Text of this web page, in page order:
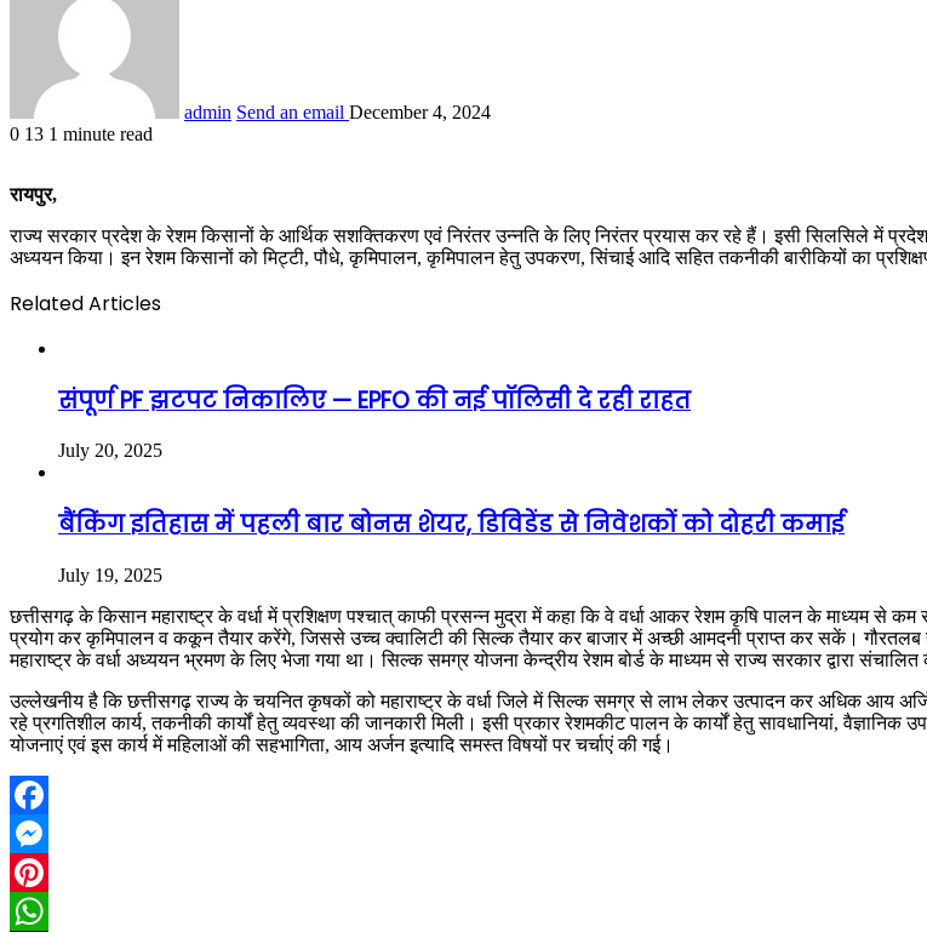
admin Send an email December 4, 2024
0 13 1 minute read
रायपुर,
राज्य सरकार प्रदेश के रेशम किसानों के आर्थिक सशक्तिकरण एवं निरंतर उन्नति के लिए निरंतर प्रयास कर रहे हैं। इसी सिलसिले में
अध्ययन किया। इन रेशम किसानों को मिट्टी, पौधे, कृमिपालन, कृमिपालन हेतु उपकरण, सिंचाई आदि सहित तकनीकी बारीकियों का
Related Articles
संपूर्ण PF झटपट निकालिए — EPFO की नई पॉलिसी दे रही राहत
July 20, 2025
बैंकिंग इतिहास में पहली बार बोनस शेयर, डिविडेंड से निवेशकों को दोहरी कमाई
July 19, 2025
छत्तीसगढ़ के किसान महाराष्ट्र के वर्धा में प्रशिक्षण पश्चात् काफी प्रसन्न मुद्रा में कहा कि वे वर्धा आकर रेशम कृषि पालन के माध्यम
प्रयोग कर कृमिपालन व ककून तैयार करेंगे, जिससे उच्च क्वालिटी की सिल्क तैयार कर बाजार में अच्छी आमदनी प्राप्त कर सकें।
महाराष्ट्र के वर्धा अध्ययन भ्रमण के लिए भेजा गया था। सिल्क समग्र योजना केन्द्रीय रेशम बोर्ड के माध्यम से राज्य सरकार द्वारा
उल्लेखनीय है कि छत्तीसगढ़ राज्य के चयनित कृषकों को महाराष्ट्र के वर्धा जिले में सिल्क समग्र से लाभ लेकर उत्पादन कर अधिक आय
रहे प्रगतिशील कार्य, तकनीकी कार्यों हेतु व्यवस्था की जानकारी मिली। इसी प्रकार रेशमकीट पालन के कार्यों हेतु सावधानियां, वैज्ञानिक
योजनाएं एवं इस कार्य में महिलाओं की सहभागिता, आय अर्जन इत्यादि समस्त विषयों पर चर्चाएं की गई।
Facebook
Messenger
Pinterest